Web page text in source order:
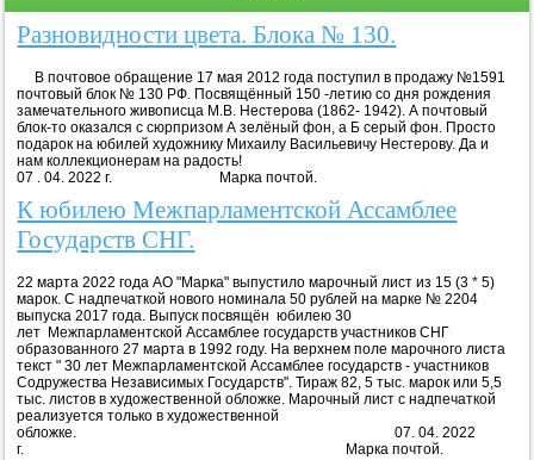
Разновидности цвета. Блока № 130.
В почтовое обращение 17 мая 2012 года поступил в продажу №1591
почтовый блок № 130 РФ. Посвящённый 150 -летию со дня рождения
замечательного живописца М.В. Нестерова (1862- 1942). А почтовый
блок-то оказался с сюрпризом А зелёный фон, а Б серый фон. Просто
подарок на юбилей художнику Михаилу Васильевичу Нестерову. Да и
нам коллекционерам на радость!
07 . 04. 2022 г. Марка почтой.
К юбилею Межпарламентской Ассамблее
Государств СНГ.
22 марта 2022 года АО "Марка" выпустило марочный лист из 15 (3 * 5)
марок. С надпечаткой нового номинала 50 рублей на марке № 2204
выпуска 2017 года. Выпуск посвящён юбилею 30
лет Межпарламентской Ассамблее государств участников СНГ
образованного 27 марта в 1992 году. На верхнем поле марочного листа
текст " 30 лет Межпарламентской Ассамблее государств - участников
Содружества Независимых Государств". Тираж 82, 5 тыс. марок или 5,5
тыс. листов в художественной обложке. Марочный лист с надпечаткой
реализуется только в художественной
обложке. 07. 04. 2022
г. Марка почтой.